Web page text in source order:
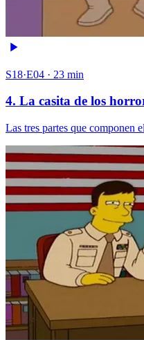
S18·E04 · 23 min
4. La casita de los
Las tres partes que